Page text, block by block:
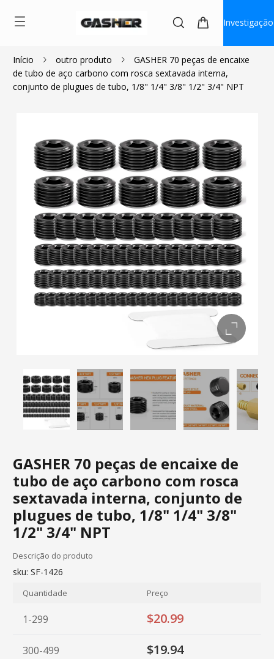
Investigação
Início outro produto
GASHER 70 peças de encaixe
de tubo de aço carbono com rosca sextavada interna,
conjunto de plugues de tubo, 1/8" 1/4" 3/8" 1/2" 3/4" NPT
GASHER 70 peças de encaixe de
tubo de aço carbono com rosca
sextavada interna, conjunto de
plugues de tubo, 1/8" 1/4" 3/8"
1/2" 3/4" NPT
$20.99
Descrição do produto
sku: SF-1426
Quantidade Preço
1-299 $20.99
300-499 $19.94